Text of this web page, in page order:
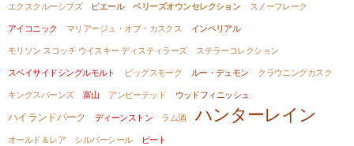
エクスクルーシブズ
ビエール ベリーズオウンセレクション
スノーフレーク
アイコニック
マリアージュ・オブ・カスクス
インペリアル
モリソン スコッチ ウイスキー ディスティラーズ
ステラーコレクション
スペイサイドシングルモルト
ビッグスモーク ルー・デュモン
クラウニングカスク
キングスバーンズ
富山 アンピーテッド ウッドフィニッシュ
ハイランドパーク ディーンストン ラム酒 ハンターレイン
オールド＆レア シルバーシール
ピート